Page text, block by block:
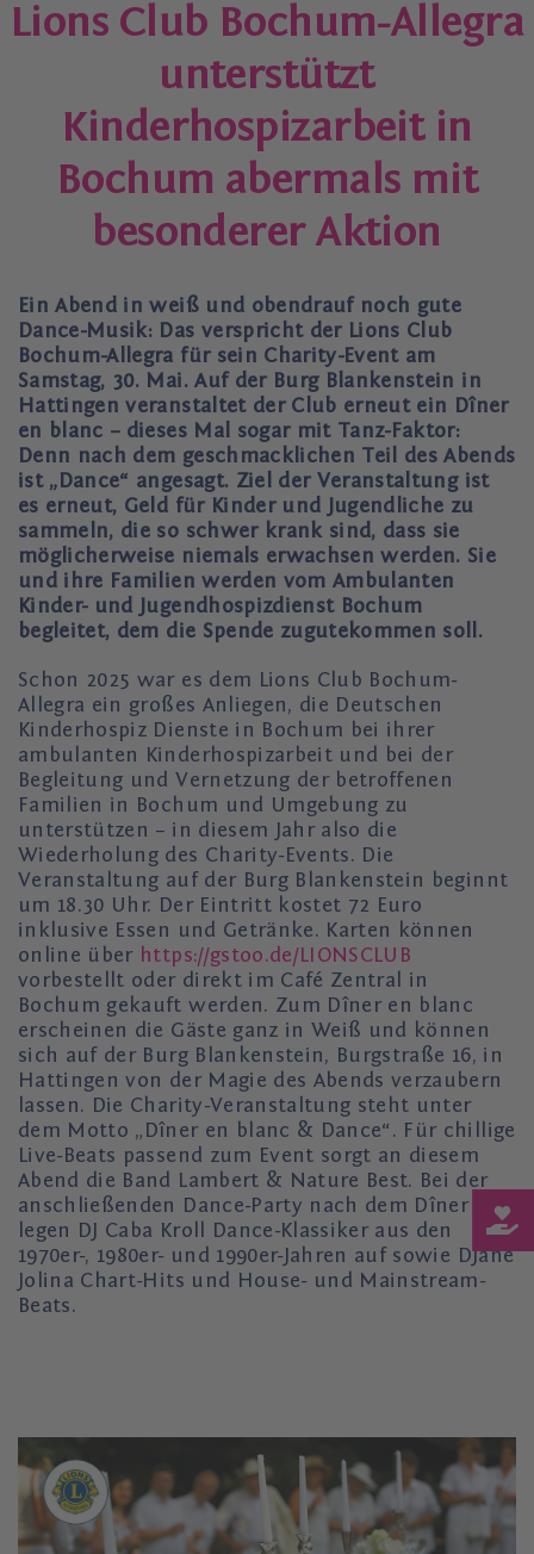
Lions Club Bochum-Allegra
unterstützt
Kinderhospizarbeit in
Bochum abermals mit
besonderer Aktion
Ein Abend in weiß und obendrauf noch gute
Dance-Musik: Das verspricht der Lions Club
Bochum-Allegra für sein Charity-Event am
Samstag, 30. Mai. Auf der Burg Blankenstein in
Hattingen veranstaltet der Club erneut ein Dîner
en blanc – dieses Mal sogar mit Tanz-Faktor:
Denn nach dem geschmacklichen Teil des Abends
ist „Dance“ angesagt. Ziel der Veranstaltung ist
es erneut, Geld für Kinder und Jugendliche zu
sammeln, die so schwer krank sind, dass sie
möglicherweise niemals erwachsen werden. Sie
und ihre Familien werden vom Ambulanten
Kinder- und Jugendhospizdienst Bochum
begleitet, dem die Spende zugutekommen soll.
Schon 2025 war es dem Lions Club Bochum-
Allegra ein großes Anliegen, die Deutschen
Kinderhospiz Dienste in Bochum bei ihrer
ambulanten Kinderhospizarbeit und bei der
Begleitung und Vernetzung der betroffenen
Familien in Bochum und Umgebung zu
unterstützen – in diesem Jahr also die
Wiederholung des Charity-Events. Die
Veranstaltung auf der Burg Blankenstein beginnt
um 18.30 Uhr. Der Eintritt kostet 72 Euro
inklusive Essen und Getränke. Karten können
online über https://gstoo.de/LIONSCLUB
vorbestellt oder direkt im Café Zentral in
Bochum gekauft werden. Zum Dîner en blanc
erscheinen die Gäste ganz in Weiß und können
sich auf der Burg Blankenstein, Burgstraße 16, in
Hattingen von der Magie des Abends verzaubern
lassen. Die Charity-Veranstaltung steht unter
dem Motto „Dîner en blanc & Dance“. Für chillige
Live-Beats passend zum Event sorgt an diesem
Abend die Band Lambert & Nature Best. Bei der
anschließenden Dance-Party nach dem Dîner
legen DJ Caba Kroll Dance-Klassiker aus den
1970er-, 1980er- und 1990er-Jahren auf sowie DJane
Jolina Chart-Hits und House- und Mainstream-
Beats.